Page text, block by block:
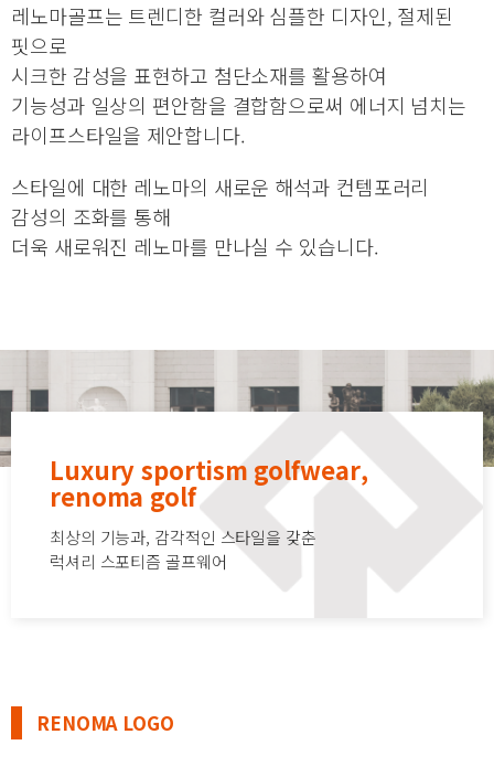
레노마골프는 트렌디한 컬러와 심플한 디자인, 절제된
핏으로
시크한 감성을 표현하고 첨단소재를 활용하여
기능성과 일상의 편안함을 결합함으로써 에너지 넘치는
라이프스타일을 제안합니다.
스타일에 대한 레노마의 새로운 해석과 컨템포러리
감성의 조화를 통해
더욱 새로워진 레노마를 만나실 수 있습니다.
Luxury sportism golfwear,
renoma golf
최상의 기능과, 감각적인 스타일을 갖춘
럭셔리 스포티즘 골프웨어
RENOMA LOGO